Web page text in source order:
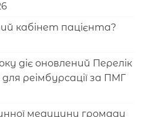
кабінет пацієнта?
діє оновлений Перелік
для реімбурсації за ПМГ
медицини громади